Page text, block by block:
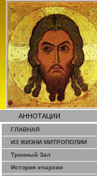
АННОТАЦИИ
ГЛАВНАЯ
ИЗ ЖИЗНИ МИТРОПОЛИИ
Тронный Зал
История епархии